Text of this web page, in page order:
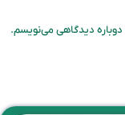
دوباره دیدگاهی می‌نویسم.